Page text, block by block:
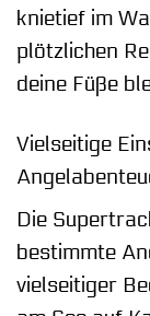
knietief im
plötzlichen
deine Füße
Vielseitige
Die
bestimmte
vielseitiger